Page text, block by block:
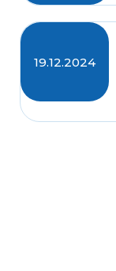
19.12.2024